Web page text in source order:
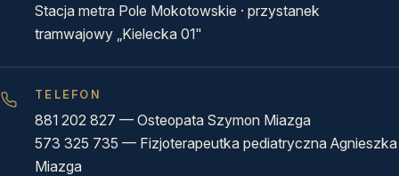
Stacja metra Pole Mokotowskie · przystanek
tramwajowy „Kielecka 01"
TELEFON
881 202 827 — Osteopata Szymon Miazga
573 325 735 — Fizjoterapeutka pediatryczna Agnieszka
Miazga